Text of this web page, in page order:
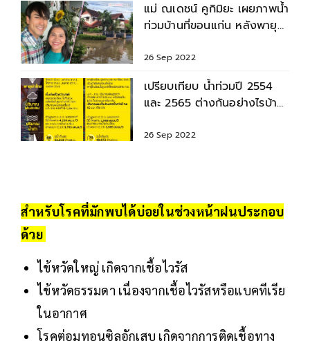
แม่ ณเดชน์ คูกิมิยะ เผยภาพน้ำ
ท่วมบ้านที่ขอนแก่น หลังพายุ
26 Sep 2022
เปรียบเทียบ น้ำท่วมปี 2554
และ 2565 ต่างกันอย่างไรบ้าง
26 Sep 2022
สำหรับโรคที่มักพบได้บ่อยในช่วงหน้าฝนประกอบ
ด้วย
ไข้หวัดใหญ่ เกิดจากเชื้อไวรัส
ไข้หวัดธรรมดา เนื่องจากเชื้อไวรัสหรือแบคทีเรีย
ในอากาศ
โรคต่อมทอนซิลอักเสบ เกิดจากการติดเชื้อทาง